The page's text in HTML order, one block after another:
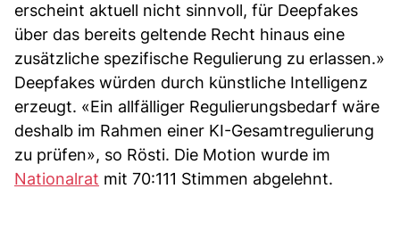
erscheint aktuell nicht sinnvoll, für Deepfakes
über das bereits geltende Recht hinaus eine
zusätzliche spezifische Regulierung zu erlassen.»
Deepfakes würden durch künstliche Intelligenz
erzeugt. «Ein allfälliger Regulierungsbedarf wäre
deshalb im Rahmen einer KI-Gesamtregulierung
zu prüfen», so Rösti. Die Motion wurde im
Nationalrat mit 70:111 Stimmen abgelehnt.